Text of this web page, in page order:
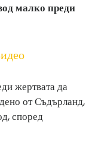
малко преди
жертвата да
от Съдърланд,
според